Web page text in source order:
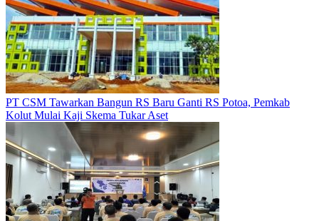
PT CSM Tawarkan Bangun RS Baru Ganti RS Potoa, Pemkab
Kolut Mulai Kaji Skema Tukar Aset